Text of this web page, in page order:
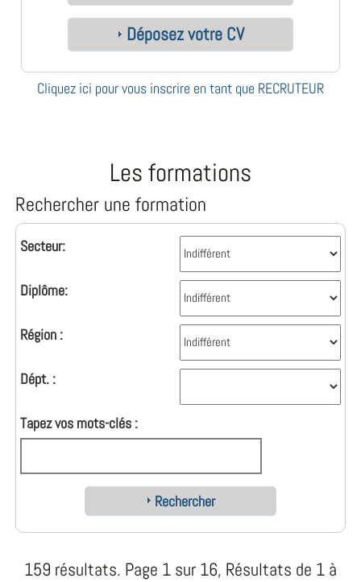
Déposez votre CV
Cliquez ici pour vous inscrire en tant que RECRUTEUR
Les formations
Rechercher une formation
Secteur:
Diplôme:
Région :
Dépt. :
Tapez vos mots-clés :
Rechercher
159 résultats. Page 1 sur 16, Résultats de 1 à